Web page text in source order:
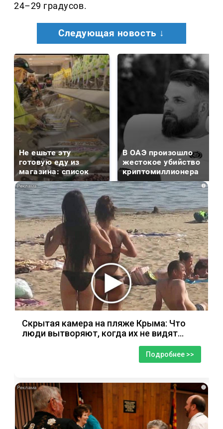
24–29 градусов.
Следующая новость ↓
Не ешьте эту
готовую еду из
магазина: список
В ОАЭ произошло
жестокое убийство
криптомиллионера
i
Скрытая камера на пляже Крыма: Что
люди вытворяют, когда их не видят...
Подробнее >>
i